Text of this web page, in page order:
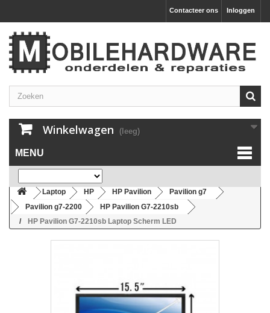
Inloggen
Contacteer ons
Winkelwagen (leeg)
MENU
Laptop HP HP Pavilion
Pavilion g7
Pavilion g7-2200
HP Pavilion G7-2210sb
HP Pavilion G7-2210sb Laptop Scherm LED